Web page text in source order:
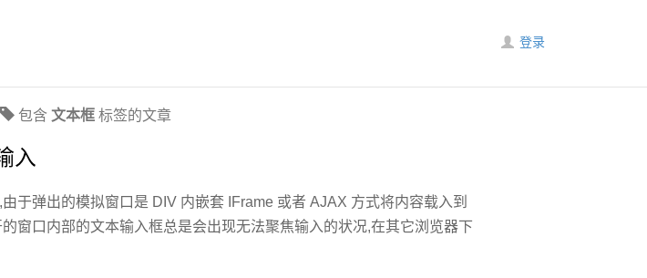
登录
包含文本框 标签的文章
入
于弹出的模拟窗口是 DIV 内嵌套 IFrame 或者 AJAX 方式将内容载入到
窗口内部的文本输入框总是会出现无法聚焦输入的状况,在其它浏览器下